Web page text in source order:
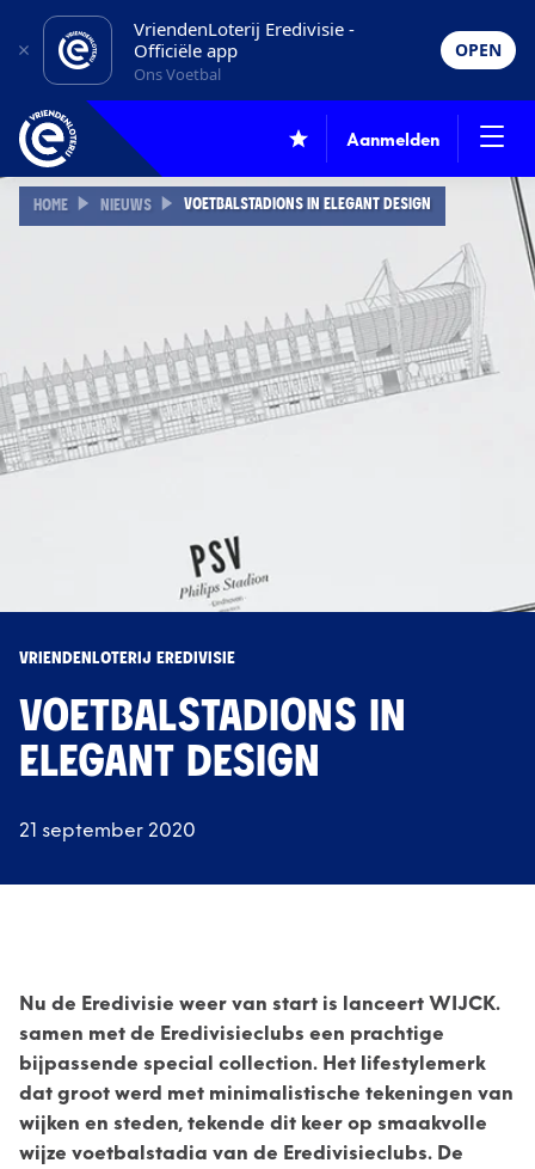
VriendenLoterij Eredivisie -
Officiële app
Ons Voetbal
OPEN
Aanmelden
HOME NIEUWS VOETBALSTADIONS IN ELEGANT DESIGN
VRIENDENLOTERIJ EREDIVISIE
VOETBALSTADIONS IN
ELEGANT DESIGN
21 september 2020
Nu de Eredivisie weer van start is lanceert WIJCK.
samen met de Eredivisieclubs een prachtige
bijpassende special collection. Het lifestylemerk
dat groot werd met minimalistische tekeningen van
wijken en steden, tekende dit keer op smaakvolle
wijze voetbalstadia van de Eredivisieclubs. De